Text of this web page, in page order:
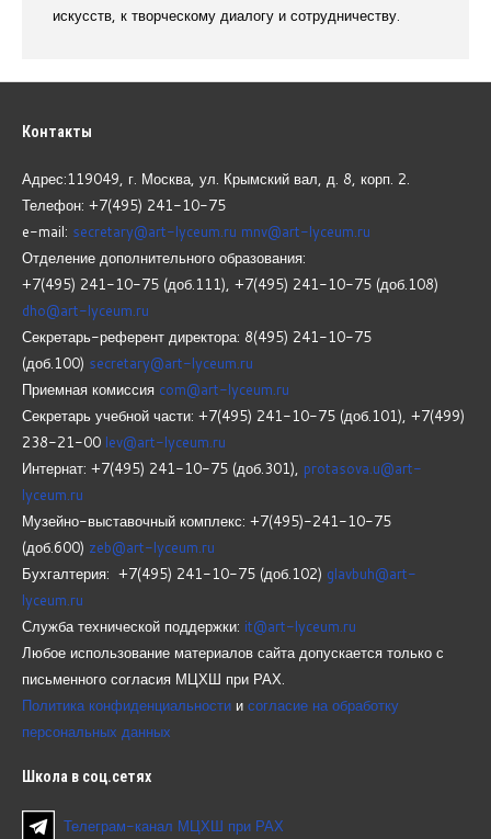
искусств, к творческому диалогу и сотрудничеству.
Контакты
Адрес:119049, г. Москва, ул. Крымский вал, д. 8, корп. 2.
Телефон: +7(495) 241-10-75
e-mail: secretary@art-lyceum.ru mnv@art-lyceum.ru
Отделение дополнительного образования:
+7(495) 241-10-75 (доб.111), +7(495) 241-10-75 (доб.108)
dho@art-lyceum.ru
Секретарь-референт директора: 8(495) 241-10-75
(доб.100) secretary@art-lyceum.ru
Приемная комиссия com@art-lyceum.ru
Секретарь учебной части: +7(495) 241-10-75 (доб.101), +7(499)
238-21-00 lev@art-lyceum.ru
Интернат: +7(495) 241-10-75 (доб.301), protasova.u@art-
lyceum.ru
Музейно-выставочный комплекс: +7(495)-241-10-75
(доб.600) zeb@art-lyceum.ru
Бухгалтерия: +7(495) 241-10-75 (доб.102) glavbuh@art-
lyceum.ru
Служба технической поддержки: it@art-lyceum.ru
Любое использование материалов сайта допускается только с
письменного согласия МЦХШ при РАХ.
Политика конфиденциальности и согласие на обработку
персональных данных
Школа в соц.сетях
Телеграм-канал МЦХШ при РАХ